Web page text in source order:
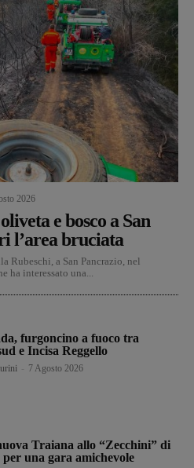
2026
e bosco a San
l’area bruciata
Rubeschi, a San Pancrazio, nel
interessato una...
furgoncino a fuoco tra
e Incisa Reggello
7 Agosto 2026
Traiana allo “Zecchini” di
per una gara amichevole